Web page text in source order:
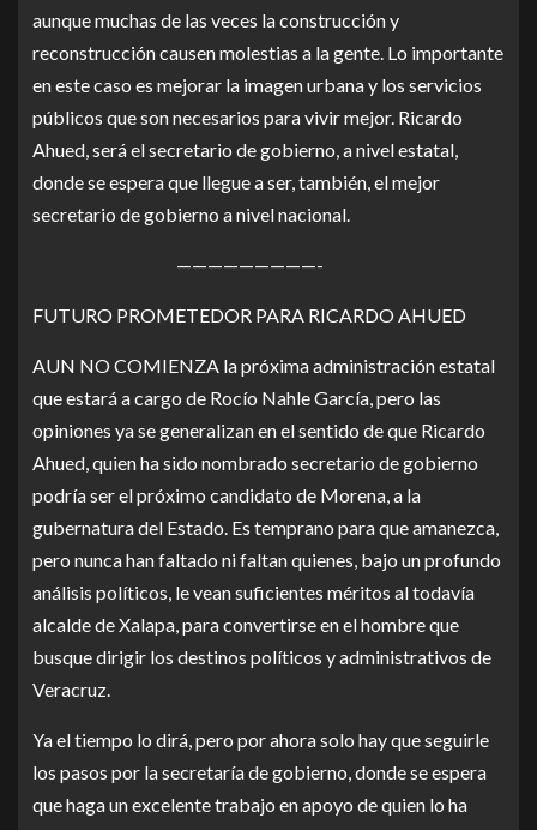
aunque muchas de las veces la construcción y
reconstrucción causen molestias a la gente. Lo importante
en este caso es mejorar la imagen urbana y los servicios
públicos que son necesarios para vivir mejor. Ricardo
Ahued, será el secretario de gobierno, a nivel estatal,
donde se espera que llegue a ser, también, el mejor
secretario de gobierno a nivel nacional.
—————————-
FUTURO PROMETEDOR PARA RICARDO AHUED
AUN NO COMIENZA la próxima administración estatal
que estará a cargo de Rocío Nahle García, pero las
opiniones ya se generalizan en el sentido de que Ricardo
Ahued, quien ha sido nombrado secretario de gobierno
podría ser el próximo candidato de Morena, a la
gubernatura del Estado. Es temprano para que amanezca,
pero nunca han faltado ni faltan quienes, bajo un profundo
análisis políticos, le vean suficientes méritos al todavía
alcalde de Xalapa, para convertirse en el hombre que
busque dirigir los destinos políticos y administrativos de
Veracruz.
Ya el tiempo lo dirá, pero por ahora solo hay que seguirle
los pasos por la secretaría de gobierno, donde se espera
que haga un excelente trabajo en apoyo de quien lo ha